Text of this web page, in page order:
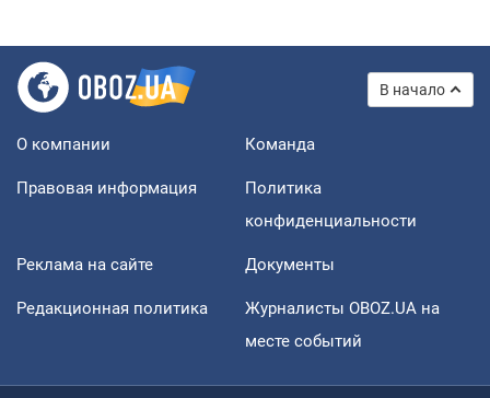
В начало
О компании Команда
Правовая информация
Политика
конфиденциальности
Реклама на сайте Документы
Редакционная политика
Журналисты OBOZ.UA на
месте событий